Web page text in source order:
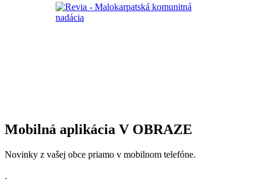
Mobilná aplikácia V OBRAZE
Novinky z vašej obce priamo v mobilnom telefóne.